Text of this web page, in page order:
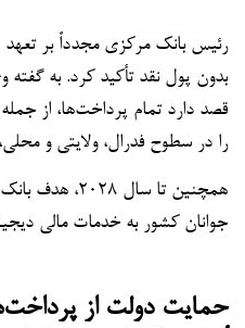
رئیس بانک مرکزی مجدداً بر
قصد دارد تمام پرداخت‌ها، از
را در سطوح فدرال، ولایتی و
جوانان کشور به خدمات مالی
حمایت دولت از